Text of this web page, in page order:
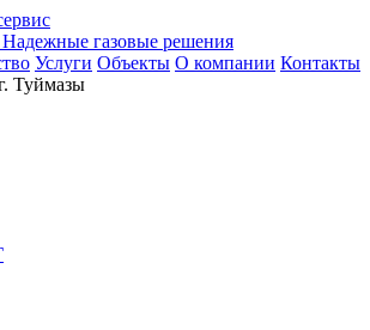
Надежные газовые решения
Услуги Объекты О компании Контакты
Туймазы